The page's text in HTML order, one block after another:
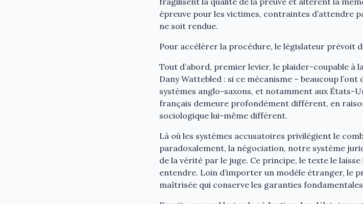
épreuve pour les victimes, contraintes d’attendre
ne soit rendue.
Pour accélérer la procédure, le législateur prévoit
Tout d’abord, premier levier, le plaider-coupable à
Dany Wattebled : si ce mécanisme – beaucoup
systèmes anglo-saxons, et notamment aux États-
français demeure profondément différent, en
sociologique lui-même différent.
Là où les systèmes accusatoires privilégient le
paradoxalement, la négociation, notre système
de la vérité par le juge. Ce principe, le texte le
entendre. Loin d’importer un modèle étranger, le
maîtrisée qui conserve les garanties